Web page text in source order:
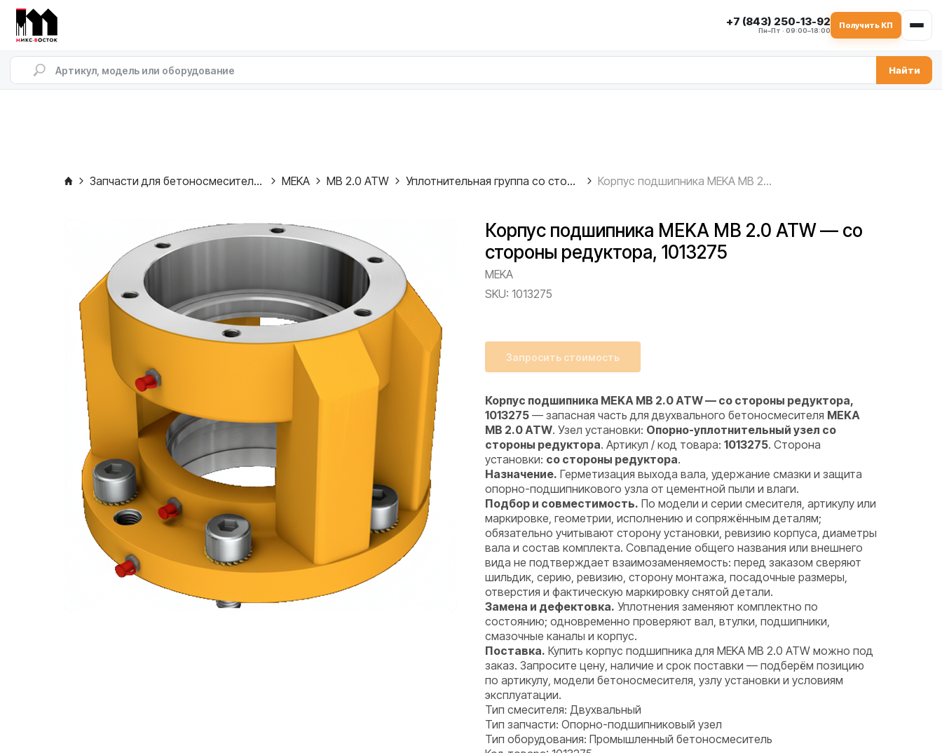
+7 (843) 250-13-92
Пн–Пт · 09:00–18:00
Получить КП
Найти
Запчасти для бетоносмесителей MEKA MB 2.0 ATW Уплотнительная группа со стороны редуктора Корпус подшипника MEKA MB 2.0 ATW — со стороны редуктора, 1013275
Корпус подшипника MEKA MB 2.0 ATW — со
стороны редуктора, 1013275
MEKA
SKU: 1013275
Запросить стоимость
Корпус подшипника MEKA MB 2.0 ATW — со стороны редуктора,
1013275 — запасная часть для двухвального бетоносмесителя MEKA
MB 2.0 ATW. Узел установки: Опорно-уплотнительный узел со
стороны редуктора. Артикул / код товара: 1013275. Сторона
установки: со стороны редуктора.
Назначение. Герметизация выхода вала, удержание смазки и защита
опорно-подшипникового узла от цементной пыли и влаги.
Подбор и совместимость. По модели и серии смесителя, артикулу или
маркировке, геометрии, исполнению и сопряжённым деталям;
обязательно учитывают сторону установки, ревизию корпуса, диаметры
вала и состав комплекта. Совпадение общего названия или внешнего
вида не подтверждает взаимозаменяемость: перед заказом сверяют
шильдик, серию, ревизию, сторону монтажа, посадочные размеры,
отверстия и фактическую маркировку снятой детали.
Замена и дефектовка. Уплотнения заменяют комплектно по
состоянию; одновременно проверяют вал, втулки, подшипники,
смазочные каналы и корпус.
Поставка. Купить корпус подшипника для MEKA MB 2.0 ATW можно под
заказ. Запросите цену, наличие и срок поставки — подберём позицию
по артикулу, модели бетоносмесителя, узлу установки и условиям
эксплуатации.
Тип смесителя: Двухвальный
Тип запчасти: Опорно-подшипниковый узел
Тип оборудования: Промышленный бетоносмеситель